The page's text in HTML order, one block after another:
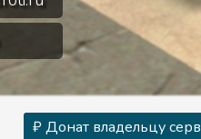
₽ Донат владельцу